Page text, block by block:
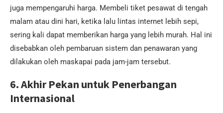
juga mempengaruhi harga. Membeli tiket pesawat di tengah
malam atau dini hari, ketika lalu lintas internet lebih sepi,
sering kali dapat memberikan harga yang lebih murah. Hal ini
disebabkan oleh pembaruan sistem dan penawaran yang
dilakukan oleh maskapai pada jam-jam tersebut.
6. Akhir Pekan untuk Penerbangan
Internasional